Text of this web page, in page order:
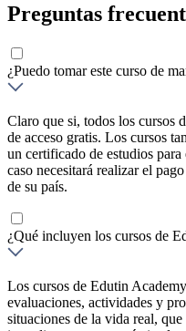
Preguntas
¿Puedo tomar este curso de
Claro que si, todos los cursos
de acceso gratis. Los cursos
un certificado de estudios
caso necesitará realizar el
de su país.
¿Qué incluyen los cursos de
Los cursos de Edutin
evaluaciones, actividades y
situaciones de la vida real,